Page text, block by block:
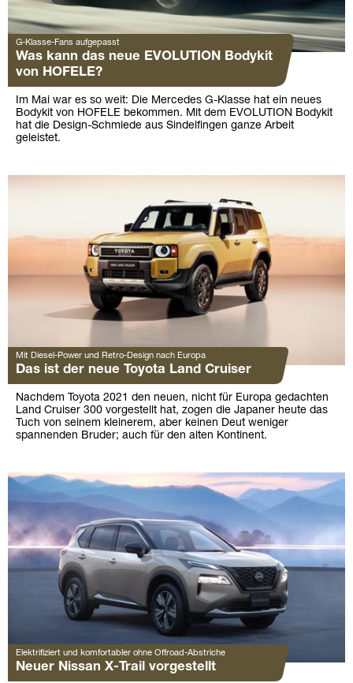
G-Klasse-Fans aufgepasst
Was kann das neue EVOLUTION Bodykit
von HOFELE?
Im Mai war es so weit: Die Mercedes G-Klasse hat ein neues
Bodykit von HOFELE bekommen. Mit dem EVOLUTION Bodykit
hat die Design-Schmiede aus Sindelfingen ganze Arbeit
geleistet.
Mit Diesel-Power und Retro-Design nach Europa
Das ist der neue Toyota Land Cruiser
Nachdem Toyota 2021 den neuen, nicht für Europa gedachten
Land Cruiser 300 vorgestellt hat, zogen die Japaner heute das
Tuch von seinem kleinerem, aber keinen Deut weniger
spannenden Bruder; auch für den alten Kontinent.
Elektrifiziert und komfortabler ohne Offroad-Abstriche
Neuer Nissan X-Trail vorgestellt